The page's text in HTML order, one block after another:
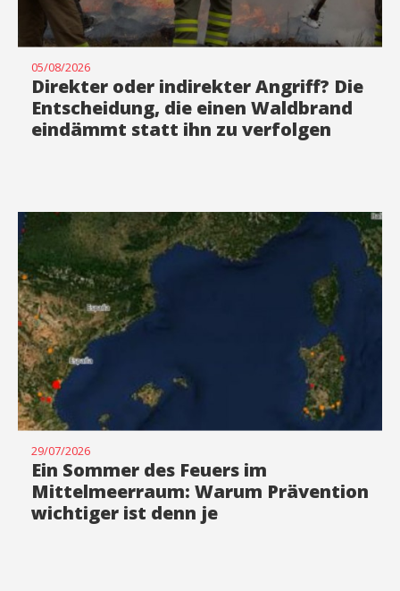
05/08/2026
Direkter oder indirekter Angriff? Die
Entscheidung, die einen Waldbrand
eindämmt statt ihn zu verfolgen
29/07/2026
Ein Sommer des Feuers im
Mittelmeerraum: Warum Prävention
wichtiger ist denn je